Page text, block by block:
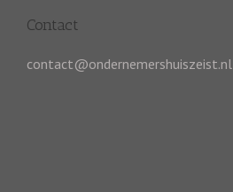
Contact
contact@ondernemershuiszeist.nl